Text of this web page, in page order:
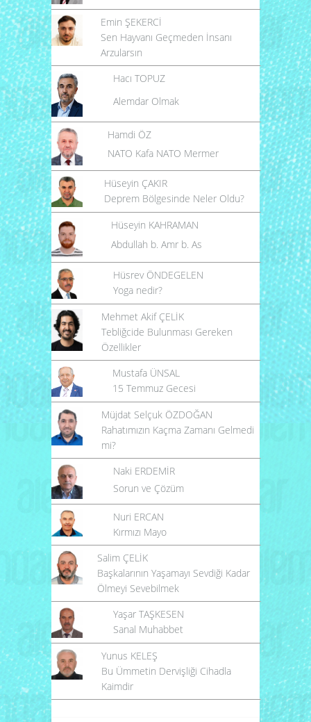
Emin ŞEKERCİ
Sen Hayvanı Geçmeden İnsanı
Arzularsın
Hacı TOPUZ
Alemdar Olmak
Hamdi ÖZ
NATO Kafa NATO Mermer
Hüseyin ÇAKIR
Deprem Bölgesinde Neler Oldu?
Hüseyin KAHRAMAN
Abdullah b. Amr b. As
Hüsrev ÖNDEGELEN
Yoga nedir?
Mehmet Akif ÇELİK
Tebliğcide Bulunması Gereken
Özellikler
Mustafa ÜNSAL
15 Temmuz Gecesi
Müjdat Selçuk ÖZDOĞAN
Rahatımızın Kaçma Zamanı Gelmedi
mi?
Naki ERDEMİR
Sorun ve Çözüm
Nuri ERCAN
Kırmızı Mayo
Salim ÇELİK
Başkalarının Yaşamayı Sevdiği Kadar
Ölmeyi Sevebilmek
Yaşar TAŞKESEN
Sanal Muhabbet
Yunus KELEŞ
Bu Ümmetin Dervişliği Cihadla
Kaimdir